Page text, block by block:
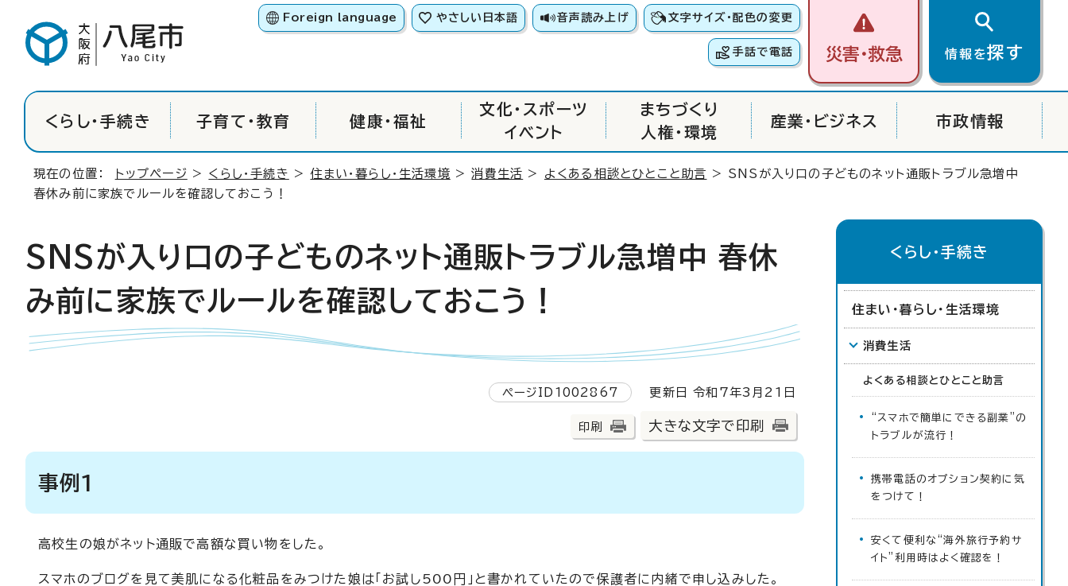
Foreign language やさしい日本語 音声読み上げ 文字サイズ・配色の変更
手話で電話 災害・救急 情報を探す
くらし・手続き 子育て・教育 健康・福祉
文化・スポーツ
イベント
まちづくり
人権・環境
産業・ビジネス 市政情報
現在の位置： トップページ > くらし・手続き >住まい・暮らし・生活環境 >消費生活 > よくある相談とひとこと助言 > SNSが入り口の子どものネット通販トラブル急増中
春休み前に家族でルールを確認しておこう！
SNSが入り口の子どものネット通販トラブル急増中 春休
み前に家族でルールを確認しておこう！
ページID1002867 更新日 令和7年3月21日
印刷 大きな文字で印刷
事例1
高校生の娘がネット通販で高額な買い物をした。
スマホのブログを見て美肌になる化粧品をみつけた娘は「お試し500円」と書かれていたので保護者に内緒で申し込みした。
くらし・手続き
住まい・暮らし・生活環境
消費生活
よくある相談とひとこと助言
“スマホで簡単にできる副業”の
トラブルが流行！
携帯電話のオプション契約に気
をつけて！
安くて便利な“海外旅行予約サ
イト”利用時はよく確認を！